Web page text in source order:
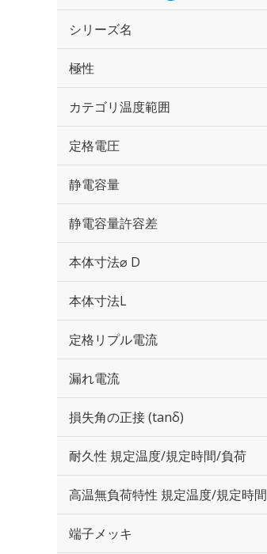
シリーズ名
極性
カテゴリ温度範囲
定格電圧
静電容量
静電容量許容差
本体寸法⌀ D
本体寸法L
定格リプル電流
漏れ電流
損失角の正接 (tanδ)
耐久性 規定温度/規定時間/負荷
高温無負荷特性 規定温度/規定時間
端子メッキ